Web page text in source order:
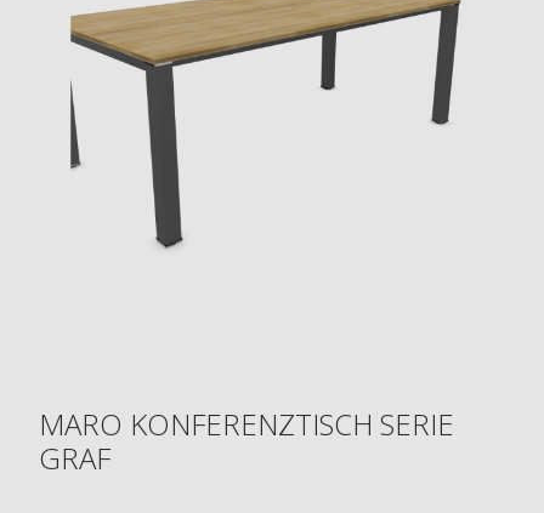
MARO KONFERENZTISCH SERIE
GRAF